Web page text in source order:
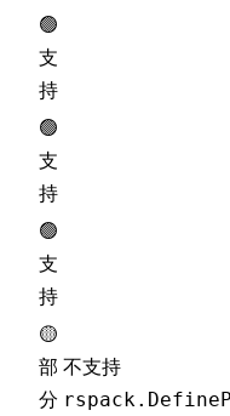
🟢
支
持
🟢
支
持
🟢
支
持
🟡
部
分
不支持